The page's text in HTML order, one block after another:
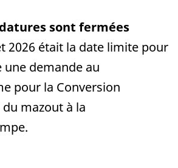
sont fermées
2026 était la date limite pour
demande au
pour la Conversion
mazout à la